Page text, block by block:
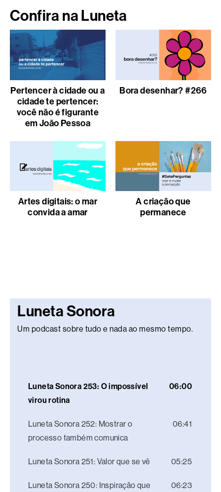
Confira na Luneta
Pertencer à cidade ou a
cidade te pertencer:
você não é figurante
em João Pessoa
Bora desenhar? #266
Artes digitais: o mar
convida a amar
A criação que
permanece
Luneta Sonora
Um podcast sobre tudo e nada ao mesmo tempo.
Luneta Sonora 253: O impossível
virou rotina
06:00
Luneta Sonora 252: Mostrar o
processo também comunica
06:41
Luneta Sonora 251: Valor que se vê 05:25
Luneta Sonora 250: Inspiração que 06:23